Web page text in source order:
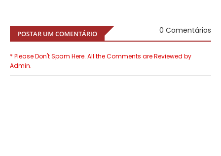
POSTAR UM COMENTÁRIO 0 Comentários
* Please Don't Spam Here. All the Comments are Reviewed by
Admin.